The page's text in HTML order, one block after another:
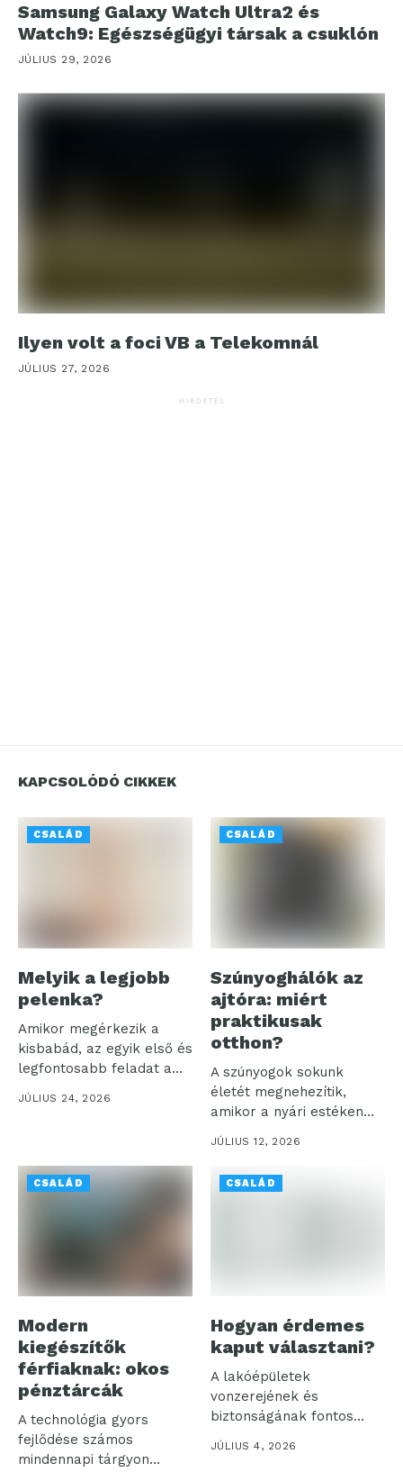
Samsung Galaxy Watch Ultra2 és
Watch9: Egészségügyi társak a csuklón
JÚLIUS 29, 2026
Ilyen volt a foci VB a Telekomnál
JÚLIUS 27, 2026
HIRDETÉS
KAPCSOLÓDÓ CIKKEK
CSALÁD
Melyik a legjobb
pelenka?
Amikor megérkezik a
kisbabád, az egyik első és
legfontosabb feladat a
megfelelő...
JÚLIUS 24, 2026
CSALÁD
Szúnyoghálók az
ajtóra: miért
praktikusak
otthon?
A szúnyogok sokunk
életét megnehezítik,
amikor a nyári estéken
akarjuk élvezni a...
JÚLIUS 12, 2026
CSALÁD
Modern
kiegészítők
férfiaknak: okos
pénztárcák
A technológia gyors
fejlődése számos
mindennapi tárgyon
CSALÁD
Hogyan érdemes
kaput választani?
A lakóépületek
vonzerejének és
biztonságának fontos
eleme a kapu. Hiszen
első látásra...
JÚLIUS 4, 2026